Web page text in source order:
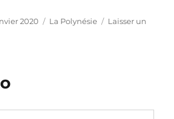
2020 Catégories
La Polynésie
Laisser un